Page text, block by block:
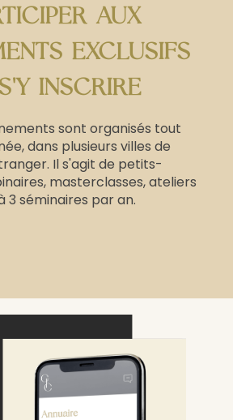
AUX
EXCLUSIFS
INSCRIRE
sont organisés tout
dans plusieurs villes de
Il s'agit de petits-
masterclasses, ateliers
3 séminaires par an.